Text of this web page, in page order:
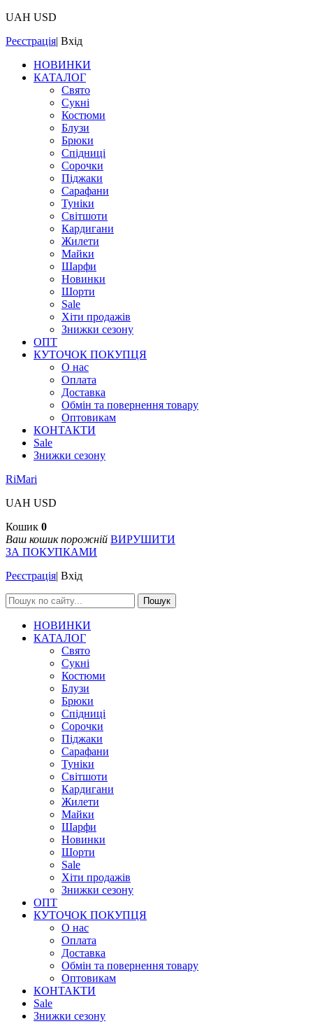
UAH USD
Реєстрація| Вхід
НОВИНКИ
КАТАЛОГ
Свято
Сукні
Костюми
Блузи
Брюки
Спідниці
Сорочки
Піджаки
Сарафани
Туніки
Світшоти
Кардигани
Жилети
Майки
Шарфи
Новинки
Шорти
Sale
Хіти продажів
Знижки сезону
ОПТ
КУТОЧОК ПОКУПЦЯ
О нас
Оплата
Доставка
Обмін та повернення товару
Оптовикам
КОНТАКТИ
Sale
Знижки сезону
RiMari
UAH USD
Кошик 0
Ваш кошик порожній ВИРУШИТИ
ЗА ПОКУПКАМИ
Реєстрація| Вхід
Пошук
НОВИНКИ
КАТАЛОГ
Свято
Сукні
Костюми
Блузи
Брюки
Спідниці
Сорочки
Піджаки
Сарафани
Туніки
Світшоти
Кардигани
Жилети
Майки
Шарфи
Новинки
Шорти
Sale
Хіти продажів
Знижки сезону
ОПТ
КУТОЧОК ПОКУПЦЯ
О нас
Оплата
Доставка
Обмін та повернення товару
Оптовикам
КОНТАКТИ
Sale
Знижки сезону